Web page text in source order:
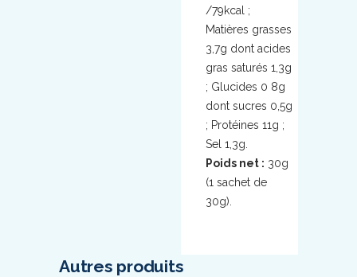
/79kcal ;
Matières grasses
3,7g dont acides
gras saturés 1,3g
; Glucides 0 8g
dont sucres 0,5g
; Protéines 11g ;
Sel 1,3g.
Poids net : 30g
(1 sachet de
30g).
Autres produits